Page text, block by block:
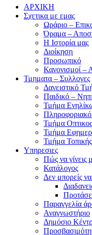
ΑΡΧΙΚΗ
Σχετικα με εμας
Ωράριο –
Όραμα –
Η Ιστορία μας
Διοίκηση
Προσωπικό
Κανονισμοί –
Τμηματα – Συλλογες
Δανειστικό
Παιδικό –
Τμήμα
Τμήμα
Τμήμα
Τμήμα
Υπηρεσιες
Πώς να γίνεις
Κατάλογος
Δεν μπορείς
Παραγγελία
Αναγνωστήριο
Δημόσιο